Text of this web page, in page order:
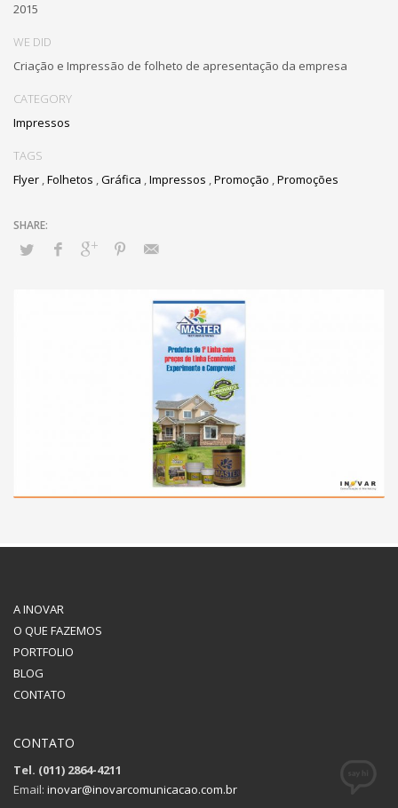
2015
WE DID
Criação e Impressão de folheto de apresentação da empresa
CATEGORY
Impressos
TAGS
Flyer ,Folhetos ,Gráfica ,Impressos ,Promoção ,Promoções
A INOVAR
O QUE FAZEMOS
PORTFOLIO
BLOG
CONTATO
CONTATO
Tel. (011) 2864-4211
Email: inovar@inovarcomunicacao.com.br